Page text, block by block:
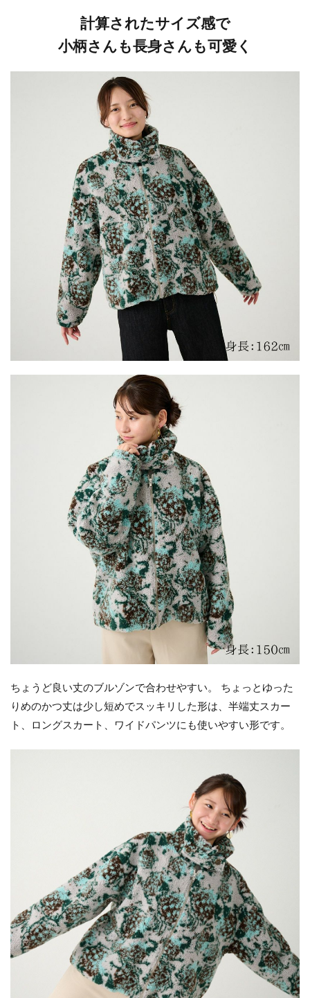
計算されたサイズ感で
小柄さんも長身さんも可愛く
ちょうど良い丈のブルゾンで合わせやすい。 ちょっとゆった
りめのかつ丈は少し短めでスッキリした形は、半端丈スカー
ト、ロングスカート、ワイドパンツにも使いやすい形です。